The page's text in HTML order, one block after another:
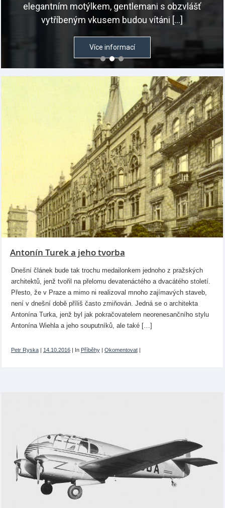
elegantním motýlkem, gentlemani s obzvlášť
vytříbeným vkusem budou vítáni […]
Více informací
Antonín Turek a jeho tvorba
Dnešní článek bude tak trochu medailonkem jednoho z pražských
architektů, jenž tvořil na přelomu devatenáctého a dvacátého století.
Přesto, že v Praze a mimo ni realizoval mnoho zajímavých staveb,
není v dnešní době příliš často zmiňován. Jedná se o architekta
Antonína Turka, jenž byl jak pokračovatelem neorenesančního stylu
Antonína Wiehla a jeho souputníků, ale také […]
Petr Ryska| 14.10.2016| In Příběhy| Okomentovat|